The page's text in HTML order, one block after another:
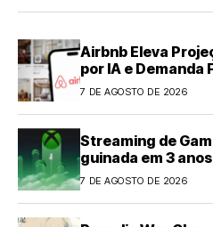
Airbnb Eleva
por IA e Demanda
7 DE AGOSTO DE 2026
Streaming de
guinada em 3 anos
7 DE AGOSTO DE 2026